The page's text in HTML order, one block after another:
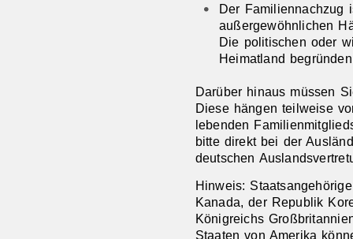
Der Familiennachzug
außergewöhnlichen
Die politischen oder
Heimatland
Darüber hinaus müssen
Diese hängen teilweise
lebenden
bitte direkt bei der
deutschen
Hinweis:
Kanada, der Republik
Königreichs
Staaten von Amerika